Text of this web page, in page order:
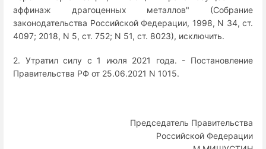
аффинаж драгоценных металлов" (Собрание
законодательства Российской Федерации, 1998, N 34, ст.
4097; 2018, N 5, ст. 752; N 51, ст. 8023), исключить.
2. Утратил силу с 1 июля 2021 года. - Постановление
Правительства РФ от 25.06.2021 N 1015.
Председатель Правительства
Российской Федерации